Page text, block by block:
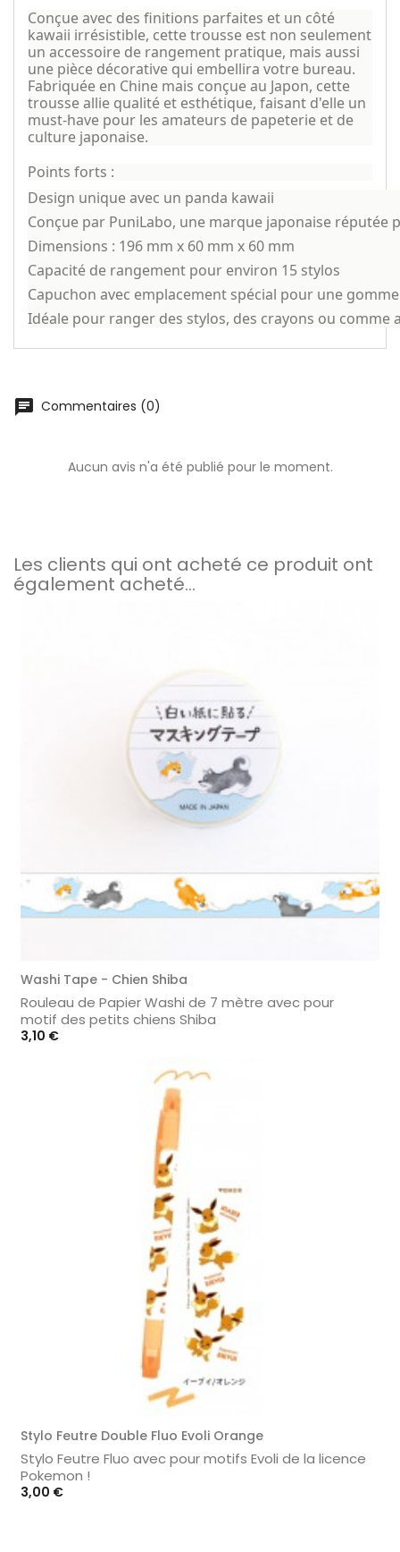
Conçue avec des finitions parfaites et un côté
kawaii irrésistible, cette trousse est non seulement
un accessoire de rangement pratique, mais aussi
une pièce décorative qui embellira votre bureau.
Fabriquée en Chine mais conçue au Japon, cette
trousse allie qualité et esthétique, faisant d'elle un
must-have pour les amateurs de papeterie et de
culture japonaise.
Points forts :
Design unique avec un panda kawaii
Conçue par PuniLabo, une marque japonaise réputée
Dimensions : 196 mm x 60 mm x 60 mm
Capacité de rangement pour environ 15 stylos
Capuchon avec emplacement spécial pour une gomme
Idéale pour ranger des stylos, des crayons ou comme
chat Commentaires (0)
Aucun avis n'a été publié pour le moment.
Les clients qui ont acheté ce produit ont
également acheté...
Washi Tape - Chien Shiba
Rouleau de Papier Washi de 7 mètre avec pour
motif des petits chiens Shiba
Prix
3,10 €
Stylo Feutre Double Fluo Evoli Orange
Stylo Feutre Fluo avec pour motifs Evoli de la licence
Pokemon !
Prix
3,00 €